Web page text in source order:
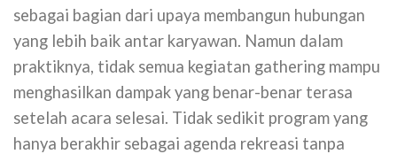
sebagai bagian dari upaya membangun hubungan
yang lebih baik antar karyawan. Namun dalam
praktiknya, tidak semua kegiatan gathering mampu
menghasilkan dampak yang benar-benar terasa
setelah acara selesai. Tidak sedikit program yang
hanya berakhir sebagai agenda rekreasi tanpa